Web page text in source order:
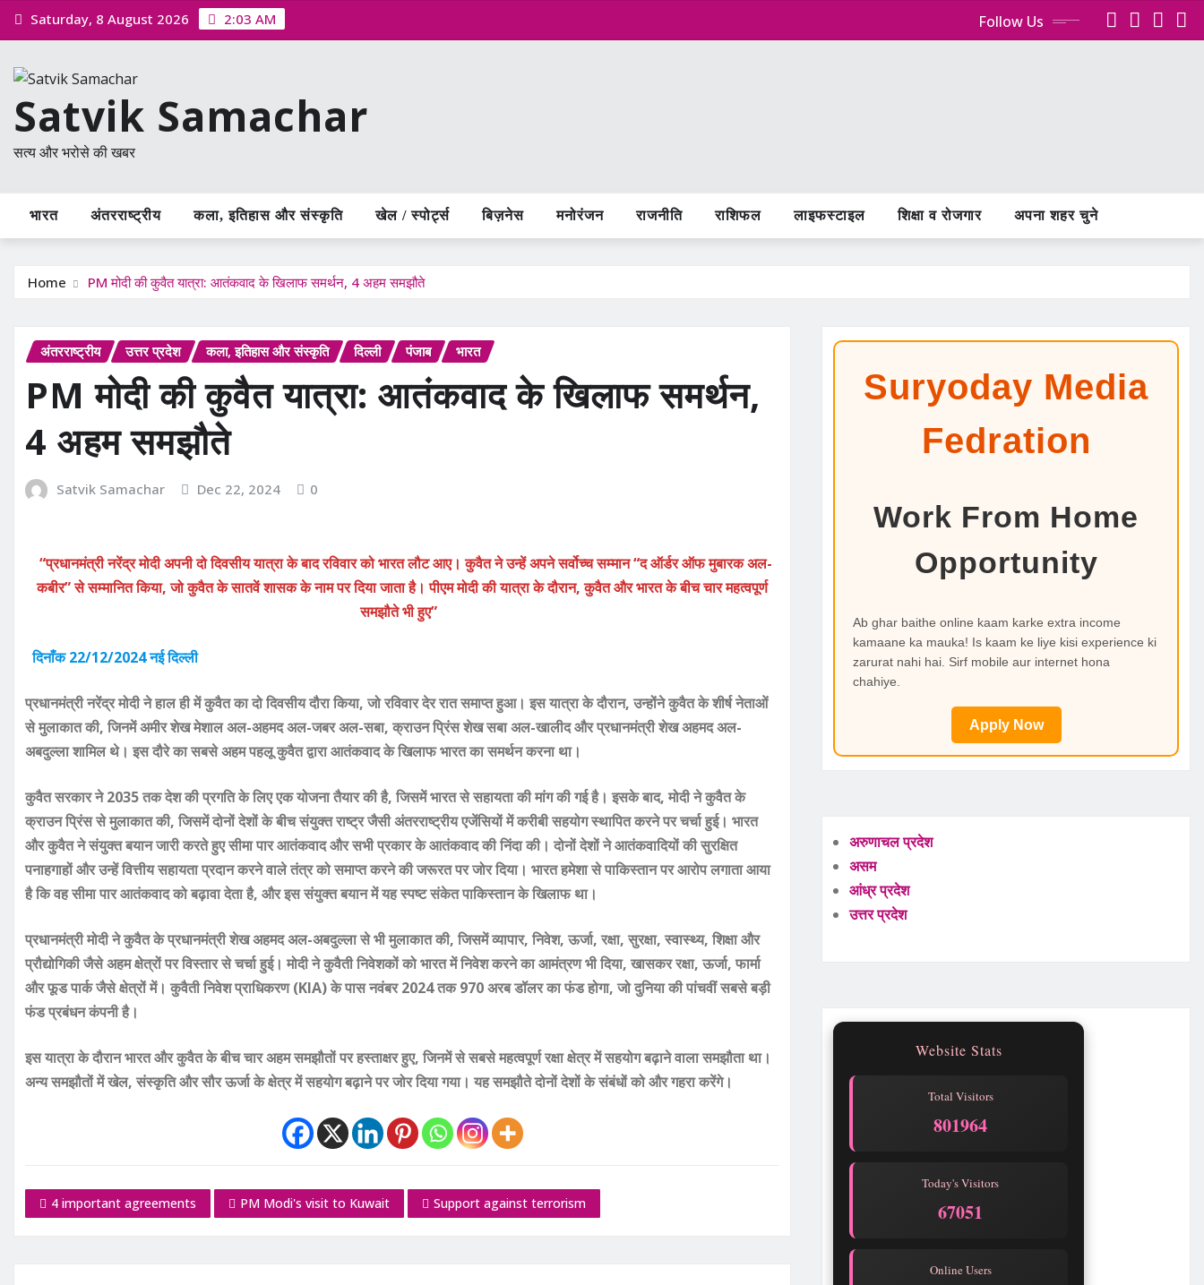
Skip Saturday, 8 August 2026 2:03 AM Follow Us
Satvik Samachar
सत्य और भरोसे की खबर
भारत अंतरराष्ट्रीय कला, इतिहास और संस्कृति खेल / स्पोर्ट्स बिज़नेस मनोरंजन राजनीति राशिफल लाइफस्टाइल शिक्षा व रोजगार अपना शहर चुने
Home PM मोदी की कुवैत यात्रा: आतंकवाद के खिलाफ समर्थन, 4 अहम समझौते
अंतरराष्ट्रीय उत्तर प्रदेश कला, इतिहास और संस्कृति दिल्ली पंजाब भारत
PM मोदी की कुवैत यात्रा: आतंकवाद के खिलाफ समर्थन,
4 अहम समझौते
Satvik Samachar Dec 22, 2024 0
“प्रधानमंत्री नरेंद्र मोदी अपनी दो दिवसीय यात्रा के बाद रविवार को भारत लौट आए। कुवैत ने उन्हें अपने सर्वोच्च सम्मान “द ऑर्डर ऑफ मुबारक अल-
कबीर” से सम्मानित किया, जो कुवैत के सातवें शासक के नाम पर दिया जाता है। पीएम मोदी की यात्रा के दौरान, कुवैत और भारत के बीच चार महत्वपूर्ण
समझौते भी हुए”
दिनाँक 22/12/2024 नई दिल्ली
प्रधानमंत्री नरेंद्र मोदी ने हाल ही में कुवैत का दो दिवसीय दौरा किया, जो रविवार देर रात समाप्त हुआ। इस यात्रा के दौरान, उन्होंने कुवैत के शीर्ष नेताओं
से मुलाकात की, जिनमें अमीर शेख मेशाल अल-अहमद अल-जबर अल-सबा, क्राउन प्रिंस शेख सबा अल-खालीद और प्रधानमंत्री शेख अहमद अल-
अबदुल्ला शामिल थे। इस दौरे का सबसे अहम पहलू कुवैत द्वारा आतंकवाद के खिलाफ भारत का समर्थन करना था।
कुवैत सरकार ने 2035 तक देश की प्रगति के लिए एक योजना तैयार की है, जिसमें भारत से सहायता की मांग की गई है। इसके बाद, मोदी ने कुवैत के
क्राउन प्रिंस से मुलाकात की, जिसमें दोनों देशों के बीच संयुक्त राष्ट्र जैसी अंतरराष्ट्रीय एजेंसियों में करीबी सहयोग स्थापित करने पर चर्चा हुई। भारत
और कुवैत ने संयुक्त बयान जारी करते हुए सीमा पार आतंकवाद और सभी प्रकार के आतंकवाद की निंदा की। दोनों देशों ने आतंकवादियों की सुरक्षित
पनाहगाहों और उन्हें वित्तीय सहायता प्रदान करने वाले तंत्र को समाप्त करने की जरूरत पर जोर दिया। भारत हमेशा से पाकिस्तान पर आरोप लगाता आया
है कि वह सीमा पार आतंकवाद को बढ़ावा देता है, और इस संयुक्त बयान में यह स्पष्ट संकेत पाकिस्तान के खिलाफ था।
प्रधानमंत्री मोदी ने कुवैत के प्रधानमंत्री शेख अहमद अल-अबदुल्ला से भी मुलाकात की, जिसमें व्यापार, निवेश, ऊर्जा, रक्षा, सुरक्षा, स्वास्थ्य, शिक्षा और
प्रौद्योगिकी जैसे अहम क्षेत्रों पर विस्तार से चर्चा हुई। मोदी ने कुवैती निवेशकों को भारत में निवेश करने का आमंत्रण भी दिया, खासकर रक्षा, ऊर्जा, फार्मा
और फूड पार्क जैसे क्षेत्रों में। कुवैती निवेश प्राधिकरण (KIA) के पास नवंबर 2024 तक 970 अरब डॉलर का फंड होगा, जो दुनिया की पांचवीं सबसे बड़ी
फंड प्रबंधन कंपनी है।
इस यात्रा के दौरान भारत और कुवैत के बीच चार अहम समझौतों पर हस्ताक्षर हुए, जिनमें से सबसे महत्वपूर्ण रक्षा क्षेत्र में सहयोग बढ़ाने वाला समझौता था।
अन्य समझौतों में खेल, संस्कृति और सौर ऊर्जा के क्षेत्र में सहयोग बढ़ाने पर जोर दिया गया। यह समझौते दोनों देशों के संबंधों को और गहरा करेंगे।
4 important agreements PM Modi's visit to Kuwait Support against terrorism
Suryoday Media
Fedration
Work From Home
Opportunity
Ab ghar baithe online kaam karke extra income
kamaane ka mauka! Is kaam ke liye kisi experience ki
zarurat nahi hai. Sirf mobile aur internet hona
chahiye.
Apply Now
अरुणाचल प्रदेश
असम
आंध्र प्रदेश
उत्तर प्रदेश
Website Stats
Total Visitors
801964
Today's Visitors
67051
Online Users